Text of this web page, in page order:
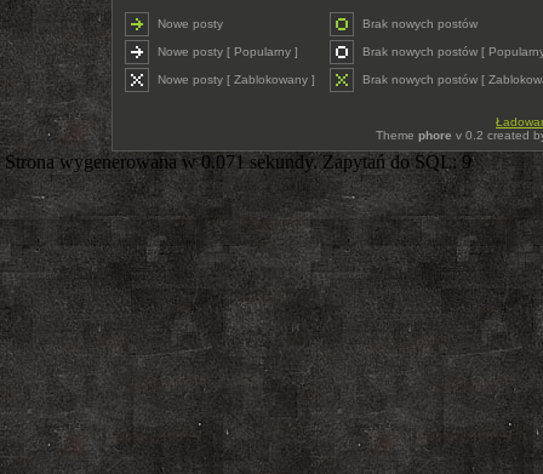
Nowe posty Brak nowych postów
Nowe posty [ Popularny ] Brak nowych postów [
Nowe posty [ Zablokowany ] Brak nowych postów [
Theme phore v 0.2 created
Strona wygenerowana w 0.071 sekundy. Zapytań do SQL: 9